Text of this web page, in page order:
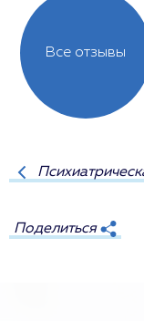
Все отзывы
Поделиться